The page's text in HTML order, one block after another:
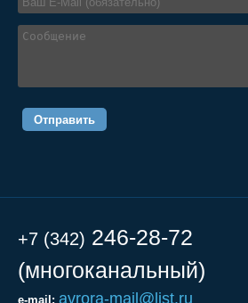
+7 (342) 246-28-72
(многоканальный)
e-mail: avrora-mail@list.ru